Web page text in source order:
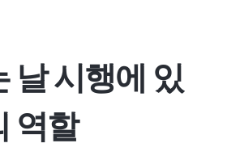
날 시행에 있
역할